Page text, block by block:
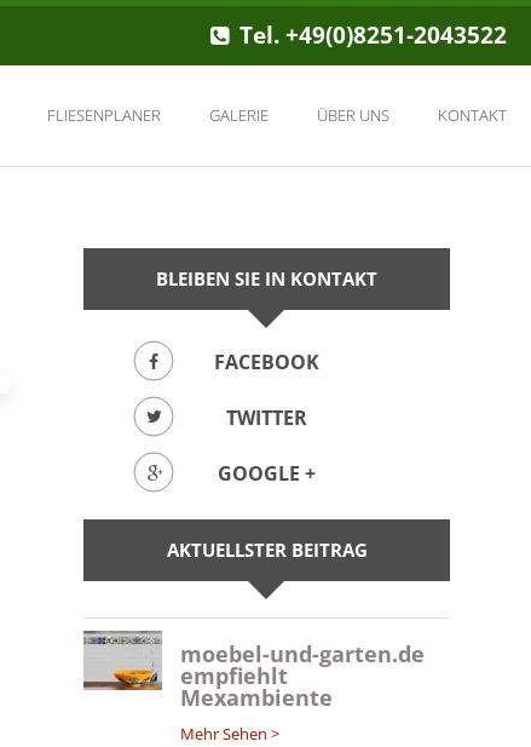
Tel. +49(0)8251-2043522
FLIESENPLANER GALERIE ÜBER UNS KONTAKT
BLEIBEN SIE IN KONTAKT
FACEBOOK
TWITTER
GOOGLE +
AKTUELLSTER BEITRAG
moebel-und-garten.de
empfiehlt
Mexambiente
Mehr Sehen >